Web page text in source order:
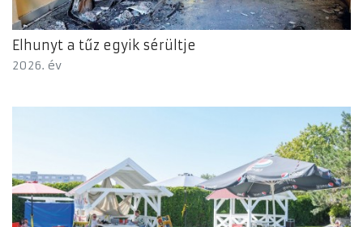
Elhunyt a tűz egyik sérültje
2026. év